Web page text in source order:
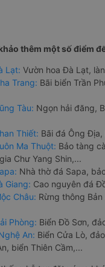
thêm một số điểm
Lạt: Vườn hoa Đà Lạt,
Trang: Bãi biển Trần
Tàu: Ngọn hải đăng,
Thiết: Bãi đá Ông Địa,
Ma Thuột: Bảo tàng
Chư Yang Shin,...
Nhà thờ đá Sapa,
Giang: Cao nguyên đá
Châu: Rừng thông
Phòng: Biển Đồ Sơn,
An: Biển Cửa Lò,
biển Thiên Cầm,...